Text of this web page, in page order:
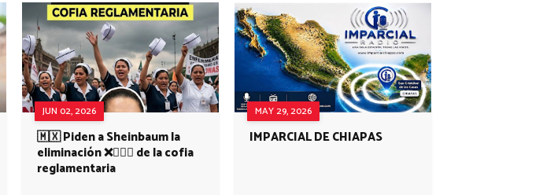
JUN 02, 2026
🇲🇽 Piden a Sheinbaum la
eliminación ❌👩🏻‍⚕️ de la cofia
reglamentaria
MAY 29, 2026
IMPARCIAL DE CHIAPAS